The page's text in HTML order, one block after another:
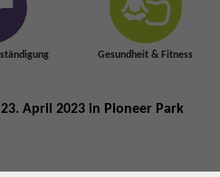
Gesundheit & Fitness
April 2023 in Pioneer Park